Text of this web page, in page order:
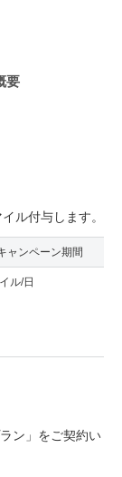
要
ル付与します。
ャンペーン期間
ル/日
ン」をご契約い